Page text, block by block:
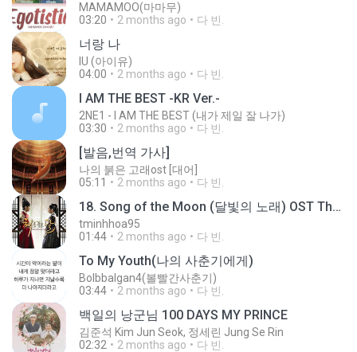
MAMAMOO(마마무)
03:20
2 months ago 다 빈.
너랑 나
IU (아이유)
04:00
2 months ago 다 빈.
I AM THE BEST -KR Ver.-
2NE1 - I AM THE BEST (내가 제일 잘 나가)
03:30
2 months ago 다 빈.
[발음,번역 가사]
나의 붉은 고래ost [대어]
05:11
2 months ago 다 빈.
18. Song of the Moon (달빛의 노래) OST The Moon Embraces The Sun
tminhhoa95
01:44
2 months ago 다 빈.
To My Youth(나의 사춘기에게)
Bolbbalgan4(볼빨간사춘기)
03:44
2 months ago 다 빈.
백일의 낭군님 100 DAYS MY PRINCE
김준석 Kim Jun Seok, 정세린 Jung Se Rin
02:32
2 months ago 다 빈.